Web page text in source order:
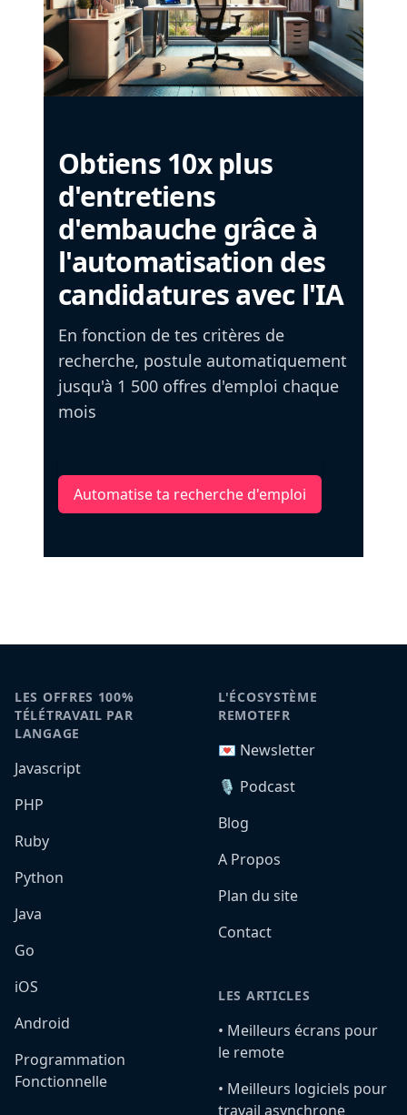
Obtiens 10x plus
d'entretiens
d'embauche grâce à
l'automatisation des
candidatures avec l'IA
En fonction de tes critères de
recherche, postule automatiquement
jusqu'à 1 500 offres d'emploi chaque
mois
Automatise ta recherche d'emploi
LES OFFRES 100%
TÉLÉTRAVAIL PAR
LANGAGE
Javascript
PHP
Ruby
Python
Java
Go
iOS
Android
Programmation
Fonctionnelle
L'ÉCOSYSTÈME
REMOTEFR
💌 Newsletter
🎙️ Podcast
Blog
A Propos
Plan du site
Contact
LES ARTICLES
•️ Meilleurs écrans pour
le remote
•️ Meilleurs logiciels pour
travail asynchrone